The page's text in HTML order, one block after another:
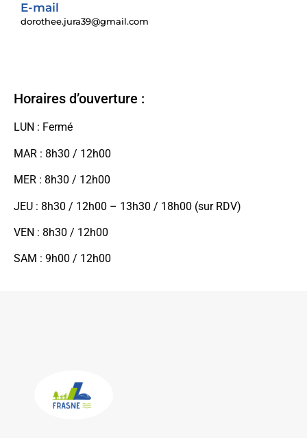
E-mail
dorothee.jura39@gmail.com
Horaires d’ouverture :
LUN : Fermé
MAR : 8h30 / 12h00
MER : 8h30 / 12h00
JEU : 8h30 / 12h00 – 13h30 / 18h00 (sur RDV)
VEN : 8h30 / 12h00
SAM : 9h00 / 12h00